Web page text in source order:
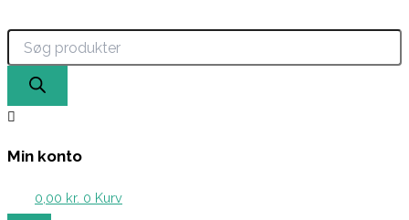
til
indholdet
search
Min konto
0,00 kr. 0 Kurv
Tiles
Byggemagneter
Clear
stk.)